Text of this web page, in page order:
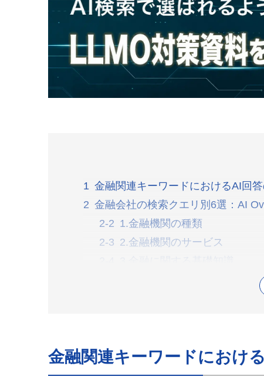
金融関連キーワードにおけるAI回
金融会社の検索クエリ別6選：AI
1.金融機関の種類
2.金融機関のサービス
5.金融商品に関する悩みキー
1.金融商品に関するコラム記
2.自社の固有名詞をAIに認知
金融関連キーワードにおけ